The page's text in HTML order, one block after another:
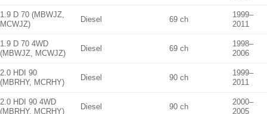
1.9 D 70 (MBWJZ,
MCWJZ)
Diesel 69 ch
1999–
2011
1.9 D 70 4WD
(MBWJZ, MCWJZ)
Diesel 69 ch
1998–
2006
2.0 HDI 90
(MBRHY, MCRHY)
Diesel 90 ch
1999–
2011
2.0 HDI 90 4WD
(MBRHY, MCRHY)
Diesel 90 ch
2000–
2005